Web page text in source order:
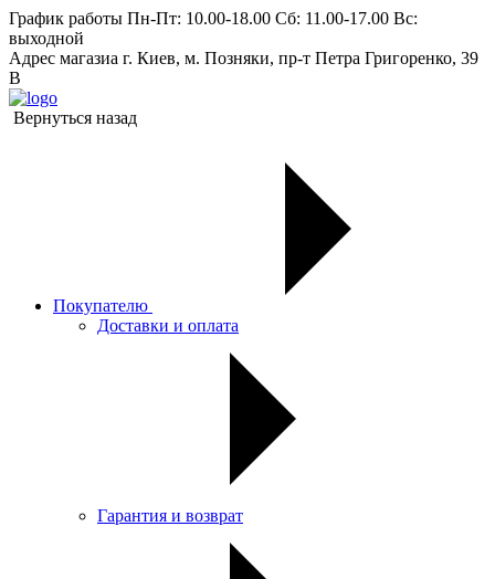
График работы Пн-Пт: 10.00-18.00 Сб: 11.00-17.00 Вс:
выходной
Адрес магазиа г. Киев, м. Позняки, пр-т Петра Григоренко, 39
В
Вернуться назад
Покупателю
Доставки и оплата
Гарантия и возврат